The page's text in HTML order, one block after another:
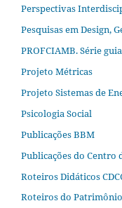
Perspectivas
Pesquisas em Design,
PROFCIAMB. Série
Projeto Métricas
Projeto Sistemas de
Psicologia Social
Publicações BBM
Publicações do Centro
Roteiros Didáticos
Roteiros do Patrimônio